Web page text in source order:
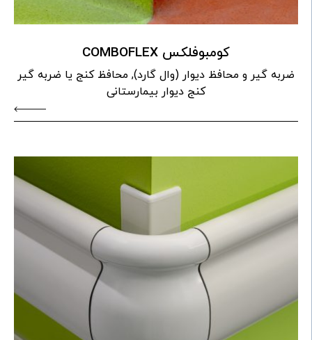
کومبوفلکس COMBOFLEX
ضربه گیر و محافظ دیوار (وال گارد), محافظ کنج یا ضربه گیر
کنج دیوار بیمارستانی